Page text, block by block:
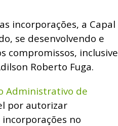
incorporações, a Capal
se desenvolvendo e
compromissos, inclusive
Roberto Fuga.
Administrativo de
por autorizar
no